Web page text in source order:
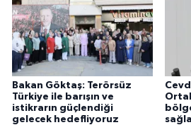
Bakan Göktaş: Terörsüz
Türkiye ile barışın ve
istikrarın güçlendiği
gelecek hedefliyoruz